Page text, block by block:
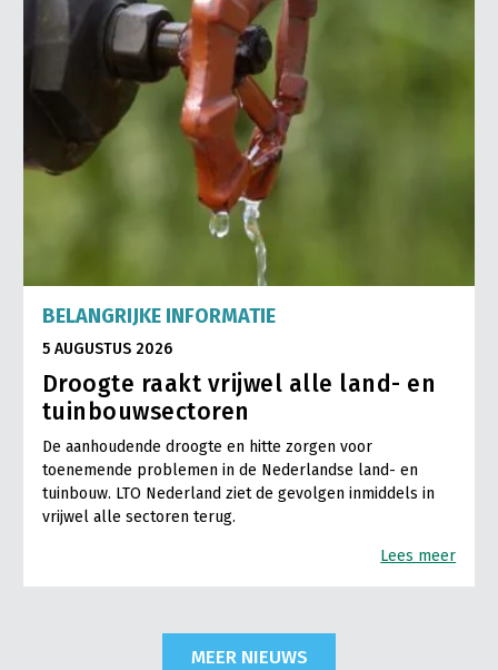
BELANGRIJKE INFORMATIE
5 AUGUSTUS 2026
Droogte raakt vrijwel alle land- en
tuinbouwsectoren
De aanhoudende droogte en hitte zorgen voor
toenemende problemen in de Nederlandse land- en
tuinbouw. LTO Nederland ziet de gevolgen inmiddels in
vrijwel alle sectoren terug.
Lees meer
MEER NIEUWS